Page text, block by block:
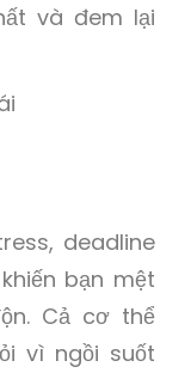
và đem lại
deadline
bạn mệt
Cả cơ thể
vì ngồi suốt